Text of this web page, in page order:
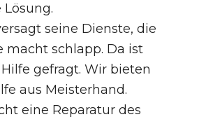
seine Dienste, die
macht schlapp. Da ist
gefragt. Wir bieten
aus Meisterhand.
eine Reparatur des